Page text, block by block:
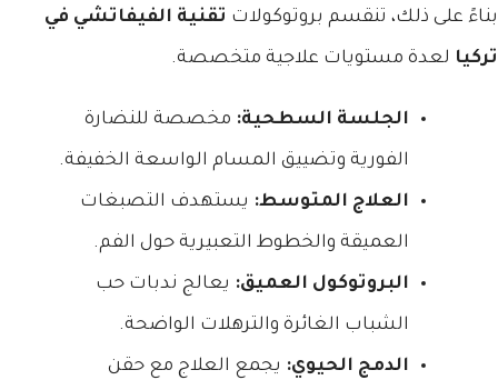
بناءً على ذلك، تنقسم بروتوكولات تقنية الفيفاتشي في
تركيا لعدة مستويات علاجية متخصصة.
الجلسة السطحية: مخصصة للنضارة
الفورية وتضييق المسام الواسعة الخفيفة.
العلاج المتوسط: يستهدف التصبغات
العميقة والخطوط التعبيرية حول الفم.
البروتوكول العميق: يعالج ندبات حب
الشباب الغائرة والترهلات الواضحة.
الدمج الحيوي: يجمع العلاج مع حقن